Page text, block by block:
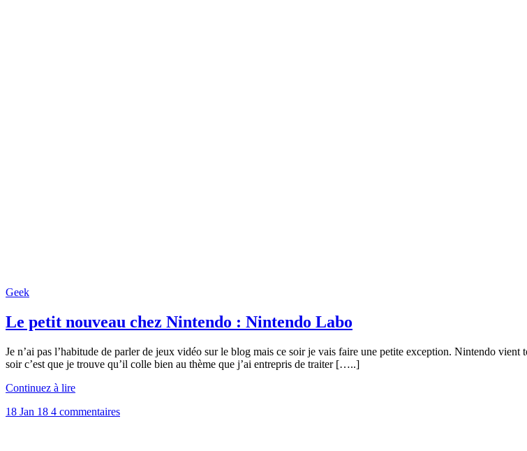
Geek
Le petit nouveau chez Nintendo : Nintendo Labo
Je n’ai pas l’habitude de parler de jeux vidéo sur le blog mais ce soir je vais faire une petite exception. Nintendo
soir c’est que je trouve qu’il colle bien au thème que j’ai entrepris de traiter […..]
Continuez à lire
18 Jan 18 4 commentaires